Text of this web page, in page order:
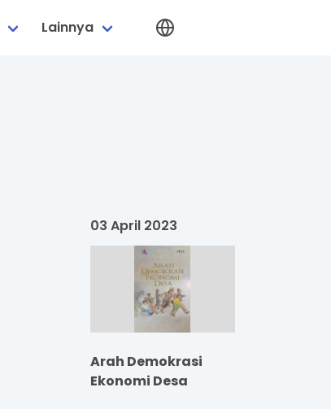
Lainnya
03 April 2023
Arah Demokrasi
Ekonomi Desa